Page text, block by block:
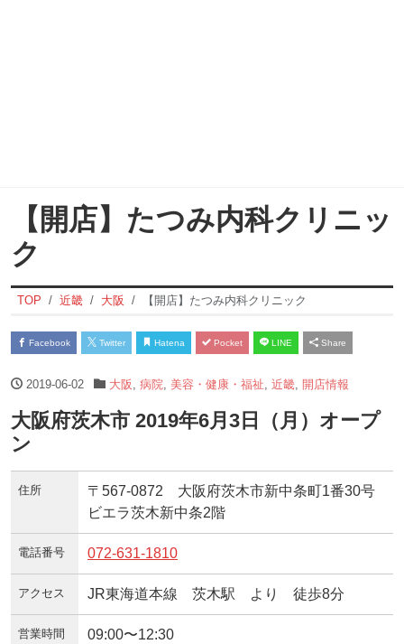
【開店】たつみ内科クリニッ
ク
TOP 近畿 大阪 【開店】たつみ内科クリニック
Facebook Twitter Hatena Pocket LINE Share
2019-06-02 大阪 病院 美容・健康・福祉 近畿, 開店情報
大阪府茨木市 2019年6月3日（月）オープ
ン
住所
〒567-0872 大阪府茨木市新中条町1番30号
ビエラ茨木新中条2階
電話番号 072-631-1810
アクセス JR東海道本線 茨木駅 より 徒歩8分
営業時間
09:00〜12:30